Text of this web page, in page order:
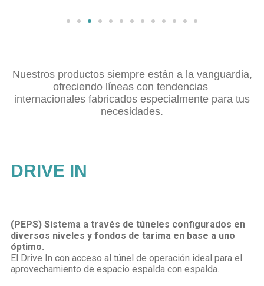
Nuestros productos siempre están a la vanguardia,
ofreciendo líneas con tendencias
internacionales fabricados especialmente para tus
necesidades.
DRIVE IN
(PEPS) Sistema a través de túneles configurados en
diversos niveles y fondos de tarima en base a uno
óptimo.
El Drive In con acceso al túnel de operación ideal para el
aprovechamiento de espacio espalda con espalda.